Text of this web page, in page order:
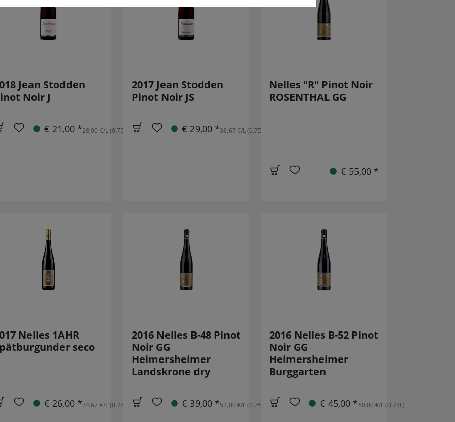
Jean Stodden
Noir J
€ 21,00 *28,00 €/L (0.75L)
2017 Jean Stodden
Pinot Noir JS
€ 29,00 *38,67 €/L (0.75L)
Nelles "R" Pinot Noir
ROSENTHAL GG
€ 55,00 *
Nelles 1AHR
seco
€ 26,00 *34,67 €/L (0.75L)
2016 Nelles B-48 Pinot
Noir GG
Heimersheimer
Landskrone dry
€ 39,00 *52,00 €/L (0.75L)
2016 Nelles B-52 Pinot
Noir GG
Heimersheimer
Burggarten
€ 45,00 *60,00 €/L (0.75L)